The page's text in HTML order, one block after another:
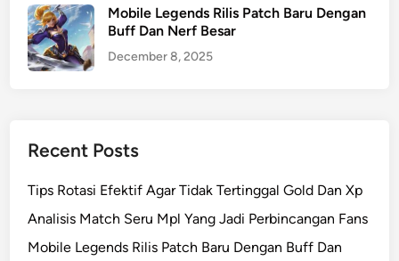
Mobile Legends Rilis Patch Baru Dengan
Buff Dan Nerf Besar
December 8, 2025
Recent Posts
Tips Rotasi Efektif Agar Tidak Tertinggal Gold Dan Xp
Analisis Match Seru Mpl Yang Jadi Perbincangan Fans
Mobile Legends Rilis Patch Baru Dengan Buff Dan